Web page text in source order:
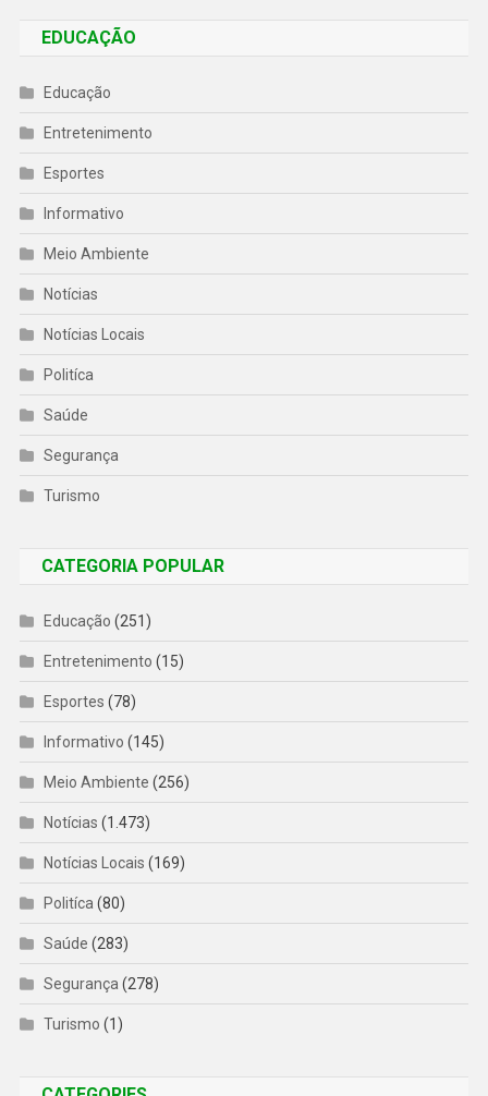
EDUCAÇÃO
Educação
Entretenimento
Esportes
Informativo
Meio Ambiente
Notícias
Notícias Locais
Politíca
Saúde
Segurança
Turismo
CATEGORIA POPULAR
Educação (251)
Entretenimento (15)
Esportes (78)
Informativo (145)
Meio Ambiente (256)
Notícias (1.473)
Notícias Locais (169)
Politíca (80)
Saúde (283)
Segurança (278)
Turismo (1)